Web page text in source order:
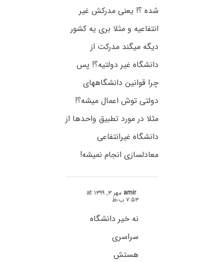
شده ؟! یعنی مدرکش غیر
انتفاعیه و مثلا بری یه کشور
دیگه میگند مدرکت از
دانشگاه غیر دولتیه؟! پس
چرا قوانین دانشگاههای
دولتی توش اعمال میشه؟!
مثلا در مورد تطبیق واحدها از
دانشگاه غیرانتفاعی
معادلسازی انجام نمیشه!
amir مهر ۳, ۱۳۹۹ at
۷:۵۳ ب٫ظ
نه خیر دانشگاه
سراسری
هستش